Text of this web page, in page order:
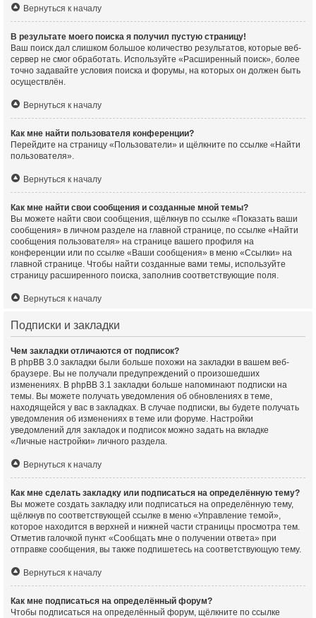
Вернуться к началу
В результате моего поиска я получил пустую страницу!
Ваш поиск дал слишком большое количество результатов, которые веб-
сервер не смог обработать. Используйте «Расширенный поиск», более
точно задавайте условия поиска и форумы, на которых он должен быть
осуществлён.
Вернуться к началу
Как мне найти пользователя конференции?
Перейдите на страницу «Пользователи» и щёлкните по ссылке «Найти
пользователя».
Вернуться к началу
Как мне найти свои сообщения и созданные мной темы?
Вы можете найти свои сообщения, щёлкнув по ссылке «Показать ваши
сообщения» в личном разделе на главной странице, по ссылке «Найти
сообщения пользователя» на странице вашего профиля на
конференции или по ссылке «Ваши сообщения» в меню «Ссылки» на
главной странице. Чтобы найти созданные вами темы, используйте
страницу расширенного поиска, заполнив соответствующие поля.
Вернуться к началу
Подписки и закладки
Чем закладки отличаются от подписок?
В phpBB 3.0 закладки были больше похожи на закладки в вашем веб-
браузере. Вы не получали предупреждений о произошедших
изменениях. В phpBB 3.1 закладки больше напоминают подписки на
темы. Вы можете получать уведомления об обновлениях в теме,
находящейся у вас в закладках. В случае подписки, вы будете получать
уведомления об изменениях в теме или форуме. Настройки
уведомлений для закладок и подписок можно задать на вкладке
«Личные настройки» личного раздела.
Вернуться к началу
Как мне сделать закладку или подписаться на определённую тему?
Вы можете создать закладку или подписаться на определённую тему,
щёлкнув по соответствующей ссылке в меню «Управление темой»,
которое находится в верхней и нижней части страницы просмотра тем.
Отметив галочкой пункт «Сообщать мне о получении ответа» при
отправке сообщения, вы также подпишетесь на соответствующую тему.
Вернуться к началу
Как мне подписаться на определённый форум?
Чтобы подписаться на определённый форум, щёлкните по ссылке